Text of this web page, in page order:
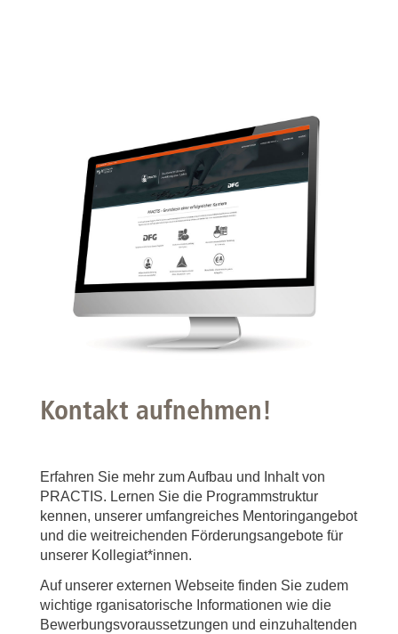
Kontakt aufnehmen!
Erfahren Sie mehr zum Aufbau und Inhalt von
PRACTIS. Lernen Sie die Programmstruktur
kennen, unserer umfangreiches Mentoringangebot
und die weitreichenden Förderungsangebote für
unserer Kollegiat*innen.
Auf unserer externen Webseite finden Sie zudem
wichtige rganisatorische Informationen wie die
Bewerbungsvoraussetzungen und einzuhaltenden